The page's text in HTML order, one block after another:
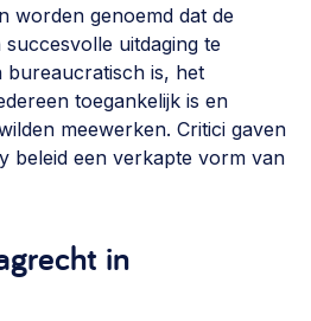
participatie,
worden genoemd dat de
uitdaging te
bureaucratisch is, het
toegankelijk is en
meewerken. Critici gaven
beleid een verkapte vorm van
in